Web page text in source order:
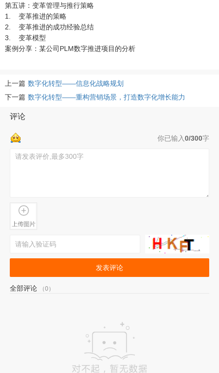
第五讲：变革管理与推行策略
1. 变革推进的策略
2. 变革推进的成功经验总结
3. 变革模型
案例分享：某公司PLM数字推进项目的分析
上一篇 数字化转型——信息化战略规划
下一篇 数字化转型——重构营销场景，打造数字化增长能力
评论
你已输入0/300字
发表评论
全部评论 （0）